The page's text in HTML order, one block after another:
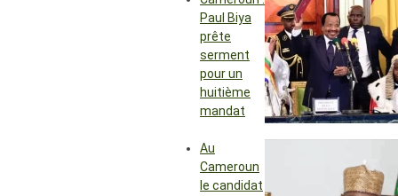
Paul Biya
prête
serment
pour un
huitième
mandat
Au
Cameroun
le candidat